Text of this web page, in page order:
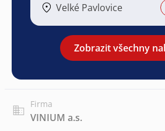
Velké Pavlovice
Zobrazit všechny
Firma
VINIUM a.s.